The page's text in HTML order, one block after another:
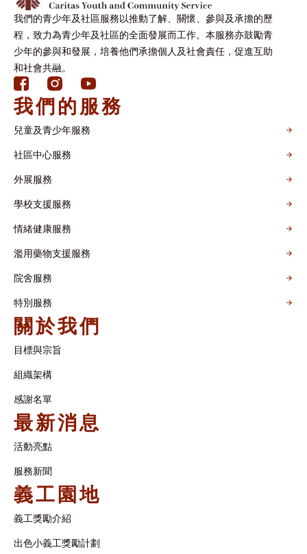
我們的青少年及社區服務以推動了解、關懷、參與及承擔的歷
程，致力為青少年及社區的全面發展而工作。本服務亦鼓勵青
少年的參與和發展，培養他們承擔個人及社會責任，促進互助
和社會共融。
我們的服務
兒童及青少年服務
社區中心服務
外展服務
學校支援服務
情緒健康服務
濫用藥物支援服務
院舍服務
特別服務
關於我們
目標與宗旨
組織架構​
感謝名單​
最新消息
活動亮點
服務新聞
義工園地
義工獎勵介紹
出色小義工獎勵計劃